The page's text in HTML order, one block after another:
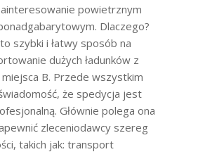
powietrznym
Dlaczego?
szybki i łatwy sposób na
dużych ładunków z
B. Przede wszystkim
że spedycja jest
Głównie polega ona
zleceniodawcy szereg
takich jak: transport